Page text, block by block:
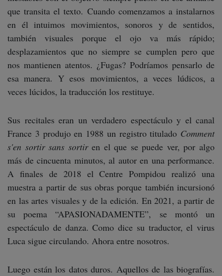
que transita el texto. Cuando comenzamos a instalarnos
en él intuimos movimientos, sonoros y de sentidos,
también visuales porque el ojo va más rápido;
desplazamientos que no siempre se cumplen pero que
nos mantienen atentos. ¿Fugas? Podríamos pensarlo de
esa manera. Y esos movimientos, a veces lúdicos, a
veces lúcidos, la traducción los restituye.
Sus recitales eran un verdadero espectáculo y el canal
France 3 produjo en 1988 un registro titulado Comment
s'en sortir sans sortiren el que se puede ver, por algo
más de cincuenta minutos, al autor en una performance.
A finales de 2018 el Centre Pompidou realizó una
muestra a partir de sus obras porque también incursionó
en las artes visuales y de la edición. En 2021, a partir de
su poema “APASIONADAMENTE”, se montó un
espectáculo de danza. Como dice su traductor, el virus
Luca sigue circulando. Ahora entre nosotros.
Luego están los datos duros. Aquellos de las biografías.